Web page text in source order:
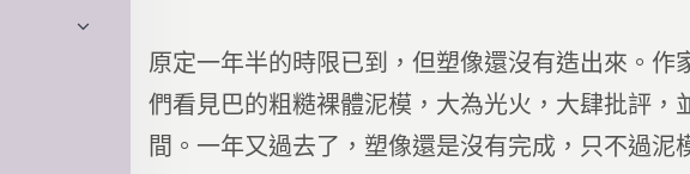
原定一年半的時限已到，但塑像還沒有造出來。
們看見巴的粗糙裸體泥模，大為光火，大肆批評
間。一年又過去了，塑像還是沒有完成，只不過